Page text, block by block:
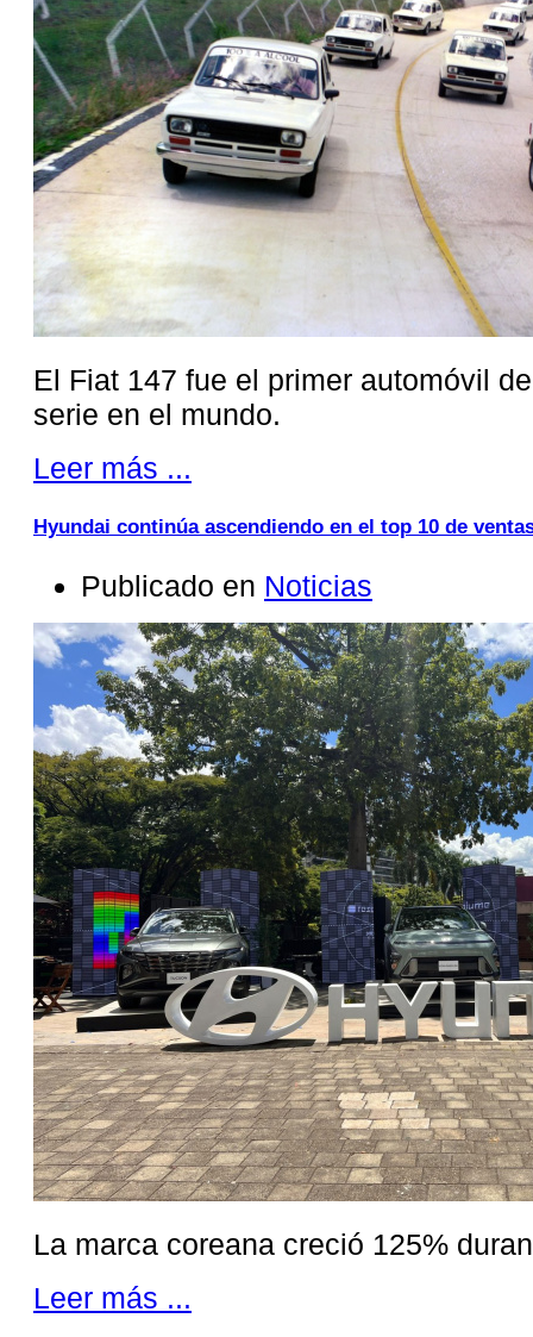
El Fiat 147 fue el primer automóvil
serie en el mundo.
Leer más ...
Hyundai continúa ascendiendo en el top 10 de
Publicado en Noticias
La marca coreana creció 125%
Leer más ...